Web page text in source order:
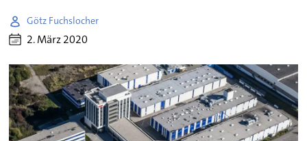
Götz Fuchslocher
2. März 2020